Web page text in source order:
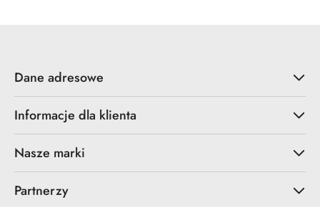
Dane adresowe
Informacje dla klienta
Nasze marki
Partnerzy